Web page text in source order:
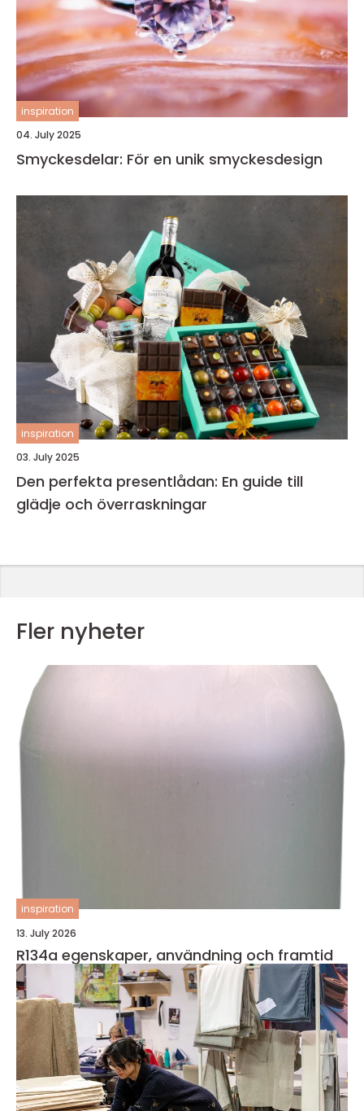
inspiration
04. July 2025
Smyckesdelar: För en unik smyckesdesign
inspiration
03. July 2025
Den perfekta presentlådan: En guide till
glädje och överraskningar
Fler nyheter
inspiration
13. July 2026
R134a egenskaper, användning och framtid